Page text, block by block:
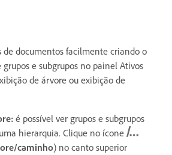
de documentos facilmente criando o
e subgrupos no painel Ativos
de árvore ou exibição de
é possível ver grupos e subgrupos
hierarquia. Clique no ícone
caminho) no canto superior